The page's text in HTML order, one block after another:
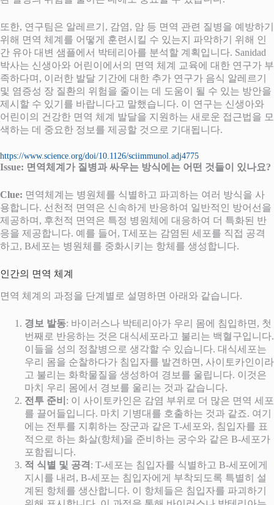
또한, 연구팀은 알레르기, 감염, 암 등 면역 관련 질병을 예방하기
위해 면역 체계를 어떻게 훈련시킬 수 있는지 파악하기 위해 인
간 유아 대변 샘플에서 박테리아를 분석할 계획입니다. Sanidad
박사는 신생아와 어린이에서의 면역 체계 교육에 대한 연구가 부
족하다며, 이러한 발달 기간에 대한 추가 연구가 음식 알레르기
및 염증성 장 질환의 위험을 줄이는 데 도움이 될 수 있는 방안을
제시할 수 있기를 바랍니다고 말했습니다. 이 연구는 신생아와
어린이의 건강한 면역 체계 발달을 지원하는 새로운 접근법을 모
색하는 데 중요한 정보를 제공할 것으로 기대됩니다.
https://www.science.org/doi/10.1126/sciimmunol.adj4775
Issue: 면역체계가 질병과 싸우는 방식에는 어떤 것들이 있나요?
Clue: 면역체계는 병원체를 식별하고 파괴하는 여러 방식을 사
용합니다. 선천적 면역은 신속하게 반응하여 일반적인 방어선을
제공하며, 후천적 면역은 특정 병원체에 대응하여 더 특화된 반
응을 제공합니다. 예를 들어, T세포는 감염된 세포를 직접 공격
하고, B세포는 병원체를 중화시키는 항체를 생성합니다.
인간의 면역 체계
면역 체계의 과정을 단계별로 설명하면 아래와 같습니다.
경보 발동: 바이러스나 박테리아가 우리 몸에 침입하면, 첫
번째로 반응하는 것은 대식세포라고 불리는 백혈구입니다.
이들을 성의 정찰병으로 생각할 수 있습니다. 대식세포는
우리 몸을 순찰하다가 침입자를 발견하면, 사이토카인이라
고 불리는 화학물질을 생성하여 경보를 울립니다. 이것은
마치 우리 몸에서 경보를 울리는 것과 같습니다.
전투 준비 : 이 사이토카인은 감염 부위로 더 많은 면역 세포
를 끌어들입니다. 마치 기병대를 호출하는 것과 같죠. 여기
에는 전투를 지휘하는 장군과 같은 T-세포와, 침입자를 표
적으로 하는 화살(항체)을 준비하는 궁수와 같은 B-세포가
포함됩니다.
적 식별 및 공격 : T-세포는 침입자를 식별하고 B-세포에게
지시를 내려, B-세포는 침입자에게 부착되도록 특별히 설
계된 항체를 생산합니다. 이 항체들은 침입자를 파괴하기